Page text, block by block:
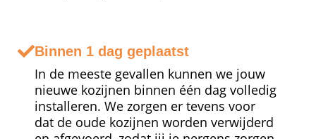
Binnen 1 dag geplaatst
In de meeste gevallen kunnen we jouw
nieuwe kozijnen binnen één dag volledig
installeren. We zorgen er tevens voor
dat de oude kozijnen worden verwijderd